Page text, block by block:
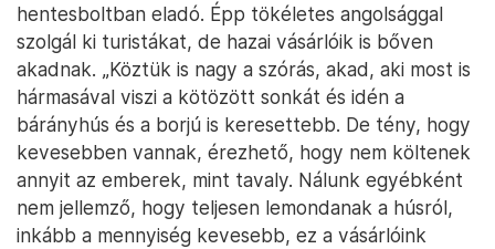
hentesboltban eladó. Épp tökéletes angolsággal
szolgál ki turistákat, de hazai vásárlóik is bőven
akadnak. „Köztük is nagy a szórás, akad, aki most is
hármasával viszi a kötözött sonkát és idén a
bárányhús és a borjú is keresettebb. De tény, hogy
kevesebben vannak, érezhető, hogy nem költenek
annyit az emberek, mint tavaly. Nálunk egyébként
nem jellemző, hogy teljesen lemondanak a húsról,
inkább a mennyiség kevesebb, ez a vásárlóink